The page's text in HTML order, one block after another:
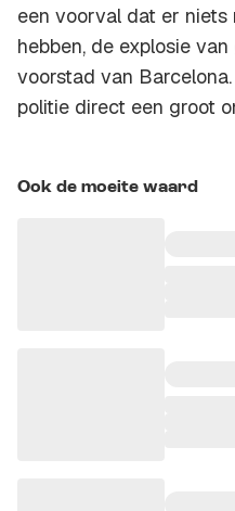
een voorval dat er
hebben, de explosie
voorstad van
politie direct een groot
Ook de moeite waard